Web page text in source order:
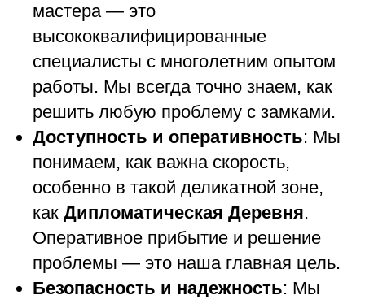
мастера — это
высококвалифицированные
специалисты с многолетним опытом
работы. Мы всегда точно знаем, как
решить любую проблему с замками.
Доступность и оперативность: Мы
понимаем, как важна скорость,
особенно в такой деликатной зоне,
как Дипломатическая Деревня.
Оперативное прибытие и решение
проблемы — это наша главная цель.
Безопасность и надежность: Мы